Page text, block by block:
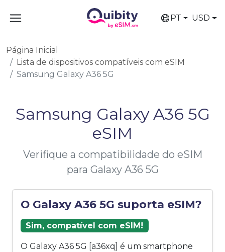
PT USD
Página Inicial
Lista de dispositivos compatíveis com eSIM
Samsung Galaxy A36 5G
Samsung Galaxy A36 5G
eSIM
Verifique a compatibilidade do eSIM
para Galaxy A36 5G
O Galaxy A36 5G suporta eSIM?
Sim, compatível com eSIM!
O Galaxy A36 5G [a36xq] é um smartphone